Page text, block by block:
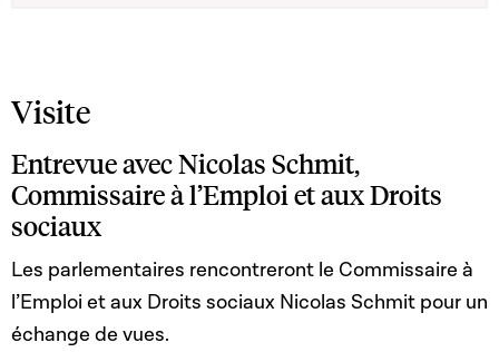
Visite
Entrevue avec Nicolas Schmit,
Commissaire à l’Emploi et aux Droits
sociaux
Les parlementaires rencontreront le Commissaire à
l’Emploi et aux Droits sociaux Nicolas Schmit pour un
échange de vues.